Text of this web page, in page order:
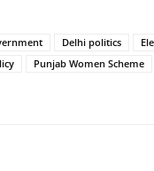
Delhi politics
Punjab Women Scheme